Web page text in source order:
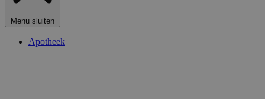
Menu sluiten
Apotheek